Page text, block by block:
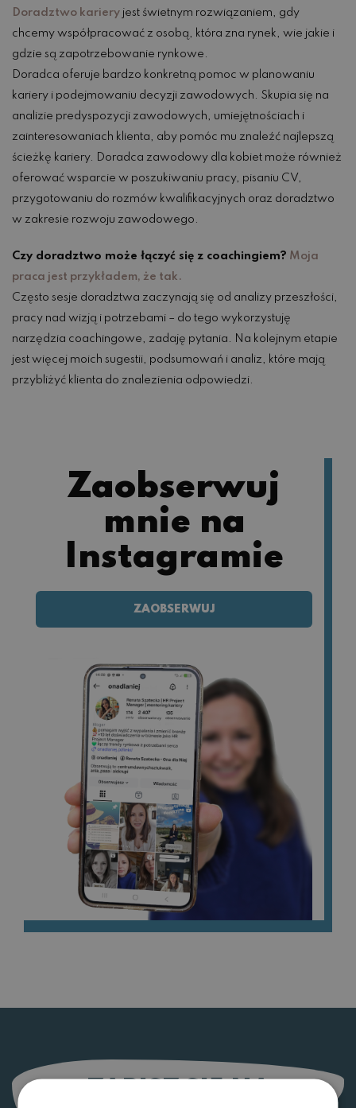
Doradztwo kariery jest świetnym rozwiązaniem, gdy
chcemy współpracować z osobą, która zna rynek, wie jakie i
gdzie są zapotrzebowanie rynkowe.
Doradca oferuje bardzo konkretną pomoc w planowaniu
kariery i podejmowaniu decyzji zawodowych. Skupia się na
analizie predyspozycji zawodowych, umiejętnościach i
zainteresowaniach klienta, aby pomóc mu znaleźć najlepszą
ścieżkę kariery. Doradca zawodowy dla kobiet może również
oferować wsparcie w poszukiwaniu pracy, pisaniu CV,
przygotowaniu do rozmów kwalifikacyjnych oraz doradztwo
w zakresie rozwoju zawodowego.
Czy doradztwo może łączyć się z coachingiem? Moja
praca jest przykładem, że tak.
Często sesje doradztwa zaczynają się od analizy przeszłości,
pracy nad wizją i potrzebami – do tego wykorzystuję
narzędzia coachingowe, zadaję pytania. Na kolejnym etapie
jest więcej moich sugestii, podsumowań i analiz, które mają
przybliżyć klienta do znalezienia odpowiedzi.
Zaobserwuj
mnie na
Instagramie
ZAOBSERWUJ